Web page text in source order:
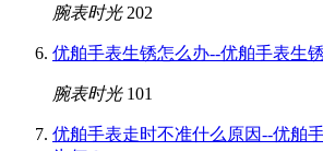
腕表时光 202
优舶手表生锈怎么办--优舶手表生
腕表时光 101
优舶手表走时不准什么原因--优舶